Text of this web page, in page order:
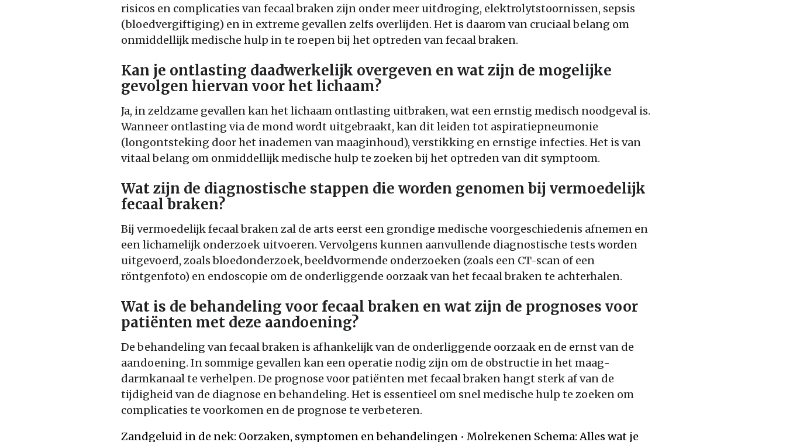
risicos en complicaties van fecaal braken zijn onder meer uitdroging, elektrolytstoornissen, sepsis
(bloedvergiftiging) en in extreme gevallen zelfs overlijden. Het is daarom van cruciaal belang om
onmiddellijk medische hulp in te roepen bij het optreden van fecaal braken.
Kan je ontlasting daadwerkelijk overgeven en wat zijn de mogelijke
gevolgen hiervan voor het lichaam?
Ja, in zeldzame gevallen kan het lichaam ontlasting uitbraken, wat een ernstig medisch noodgeval is.
Wanneer ontlasting via de mond wordt uitgebraakt, kan dit leiden tot aspiratiepneumonie
(longontsteking door het inademen van maaginhoud), verstikking en ernstige infecties. Het is van
vitaal belang om onmiddellijk medische hulp te zoeken bij het optreden van dit symptoom.
Wat zijn de diagnostische stappen die worden genomen bij vermoedelijk
fecaal braken?
Bij vermoedelijk fecaal braken zal de arts eerst een grondige medische voorgeschiedenis afnemen en
een lichamelijk onderzoek uitvoeren. Vervolgens kunnen aanvullende diagnostische tests worden
uitgevoerd, zoals bloedonderzoek, beeldvormende onderzoeken (zoals een CT-scan of een
röntgenfoto) en endoscopie om de onderliggende oorzaak van het fecaal braken te achterhalen.
Wat is de behandeling voor fecaal braken en wat zijn de prognoses voor
patiënten met deze aandoening?
De behandeling van fecaal braken is afhankelijk van de onderliggende oorzaak en de ernst van de
aandoening. In sommige gevallen kan een operatie nodig zijn om de obstructie in het maag-
darmkanaal te verhelpen. De prognose voor patiënten met fecaal braken hangt sterk af van de
tijdigheid van de diagnose en behandeling. Het is essentieel om snel medische hulp te zoeken om
complicaties te voorkomen en de prognose te verbeteren.
Zandgeluid in de nek: Oorzaken, symptomen en behandelingen • Molrekenen Schema: Alles wat je